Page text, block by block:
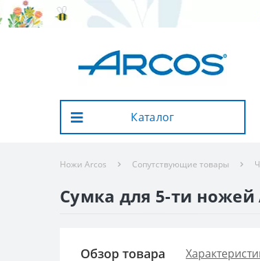
Каталог
Ножи Arcos Сопутствующие товары
Сумка для 5-ти ножей
Обзор товара